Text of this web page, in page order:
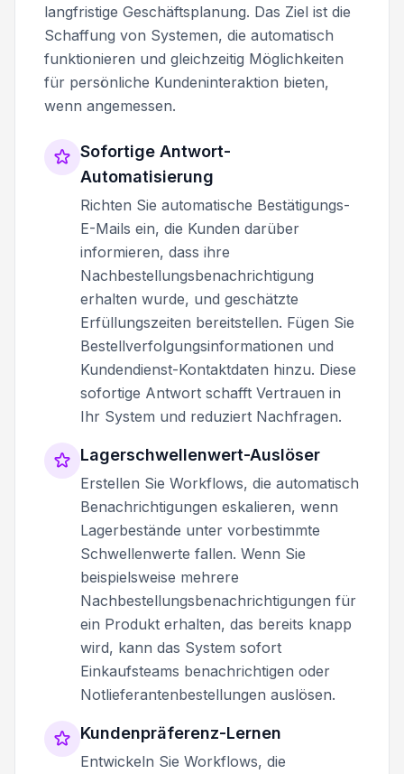
langfristige Geschäftsplanung. Das Ziel ist die
Schaffung von Systemen, die automatisch
funktionieren und gleichzeitig Möglichkeiten
für persönliche Kundeninteraktion bieten,
wenn angemessen.
Sofortige Antwort-
Automatisierung
Richten Sie automatische Bestätigungs-
E-Mails ein, die Kunden darüber
informieren, dass ihre
Nachbestellungsbenachrichtigung
erhalten wurde, und geschätzte
Erfüllungszeiten bereitstellen. Fügen Sie
Bestellverfolgungsinformationen und
Kundendienst-Kontaktdaten hinzu. Diese
sofortige Antwort schafft Vertrauen in
Ihr System und reduziert Nachfragen.
Lagerschwellenwert-Auslöser
Erstellen Sie Workflows, die automatisch
Benachrichtigungen eskalieren, wenn
Lagerbestände unter vorbestimmte
Schwellenwerte fallen. Wenn Sie
beispielsweise mehrere
Nachbestellungsbenachrichtigungen für
ein Produkt erhalten, das bereits knapp
wird, kann das System sofort
Einkaufsteams benachrichtigen oder
Notlieferantenbestellungen auslösen.
Kundenpräferenz-Lernen
Entwickeln Sie Workflows, die